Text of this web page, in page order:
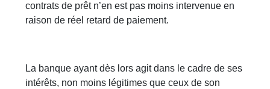
contrats de prêt n’en est pas moins intervenue en
raison de réel retard de paiement.
La banque ayant dès lors agit dans le cadre de ses
intérêts, non moins légitimes que ceux de son